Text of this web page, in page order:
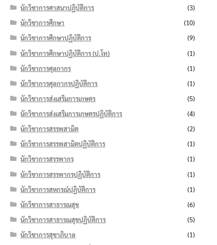
นักวิชาการศาสนาปฏิบัติการ
(3)
นักวิชาการศึกษา
(10)
นักวิชาการศึกษาปฏิบัติการ
(9)
นักวิชาการศึกษาปฏิบัติการ (ป.โท)
(1)
นักวิชาการศุลกากร
(1)
นักวิชาการศุลกากรปฏิบัติการ
(1)
นักวิชาการส่งเสริมการเกษตร
(5)
นักวิชาการส่งเสริมการเกษตรปฏิบัติการ
(4)
นักวิชาการสรรพสามิต
(2)
นักวิชาการสรรพสามิตปฏิบัติการ
(1)
นักวิชาการสรรพากร
(1)
นักวิชาการสรรพากรปฏิบัติการ
(1)
นักวิชาการสหกรณ์ปฏิบัติการ
(1)
นักวิชาการสาธารณสุข
(6)
นักวิชาการสาธารณสุขปฏิบัติการ
(5)
นักวิชาการสุขาภิบาล
(1)